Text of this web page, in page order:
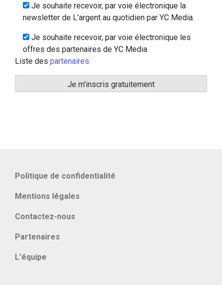
Je souhaite recevoir, par voie électronique la
newsletter de L'argent au quotidien par YC Media.
Je souhaite recevoir, par voie électronique les
offres des partenaires de YC Media
Liste des partenaires
Politique de confidentialité
Mentions légales
Contactez-nous
Partenaires
L'équipe